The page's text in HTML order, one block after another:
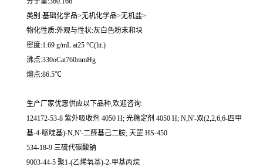
类别:基础化学品>无机化学品>无机盐>
物化性质:外观与性状:灰白色粉末和块
密度:1.69 g/mL at25 °C(lit.)
沸点:330oCat760mmHg
熔点:86.5℃
生产厂家优惠供应以下品种,欢迎咨询:
124172-53-8 紫外吸收剂 4050 H; 光稳定剂 4050 H; N,N'-双(2,2,6,6-四甲
基-4-哌啶基)-N,N'-二醛基己二胺; 天罡 HS-450
534-18-9 三硫代碳酸钠
9003-44-5 聚1-(乙烯氧基)-2-甲基丙烷